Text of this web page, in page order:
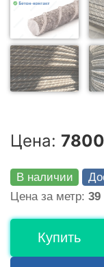
Цена: 7800
В наличии
Цена за метр: 39
Купить